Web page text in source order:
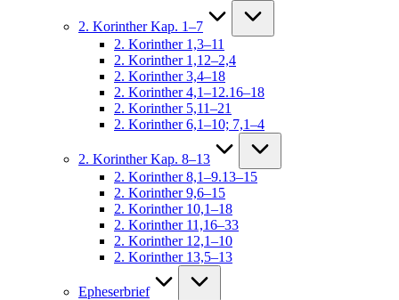
2. Korinther Kap. 1–7
2. Korinther 1,3–11
2. Korinther 1,12–2,4
2. Korinther 3,4–18
2. Korinther 4,1–12.16–18
2. Korinther 5,11–21
2. Korinther 6,1–10; 7,1–4
2. Korinther Kap. 8–13
2. Korinther 8,1–9.13–15
2. Korinther 9,6–15
2. Korinther 10,1–18
2. Korinther 11,16–33
2. Korinther 12,1–10
2. Korinther 13,5–13
Epheserbrief